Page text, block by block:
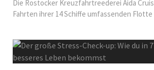
Die Rostocker Kreuzfahrtreederei Aida
Fahrten ihrer 14 Schiffe umfassenden